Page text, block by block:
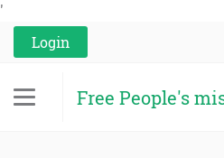
'
Login
Free People's